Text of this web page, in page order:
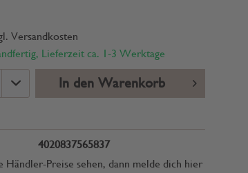
Versandkosten
Lieferzeit ca. 1-3 Werktage
In den Warenkorb
4020837565837
Händler-Preise sehen, dann melde dich hier